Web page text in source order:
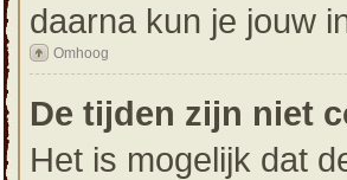
daarna kun je jouw
Omhoog
De tijden zijn niet
Het is mogelijk dat